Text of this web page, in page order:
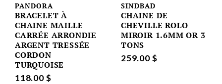
PANDORA
BRACELET À
CHAINE MAILLE
CARRÉE ARRONDIE
ARGENT TRESSÉE
CORDON
TURQUOISE
118.00 $
SINDBAD
CHAINE DE
CHEVILLE ROLO
MIROIR 1.6MM OR 3
TONS
259.00 $